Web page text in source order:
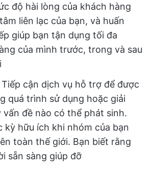
độ hài lòng của khách hàng
liên lạc của bạn, và huấn
giúp bạn tận dụng tối đa
của mình trước, trong và sau
Tiếp cận dịch vụ hỗ trợ để được
quá trình sử dụng hoặc giải
vấn đề nào có thể phát sinh.
kỳ hữu ích khi nhóm của bạn
toàn thế giới. Bạn biết rằng
sẵn sàng giúp đỡ